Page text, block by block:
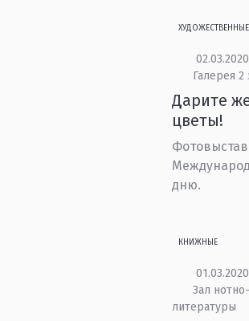
ХУДОЖЕСТВЕННЫЕ
Галерея 2
Дарите
цветы!
дню.
КНИЖНЫЕ
Зал
литературы